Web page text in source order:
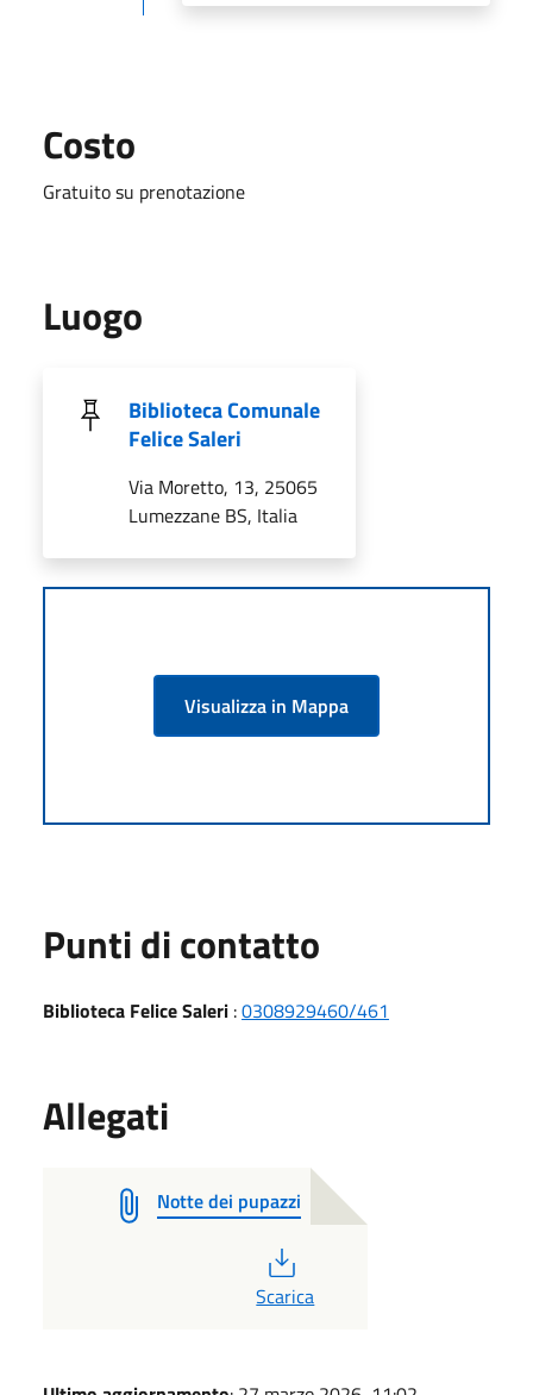
Costo
Gratuito su prenotazione
Luogo
Biblioteca Comunale
Felice Saleri
Via Moretto, 13, 25065
Lumezzane BS, Italia
Visualizza in Mappa
Punti di contatto
Biblioteca Felice Saleri :0308929460/461
Allegati
Notte dei pupazzi
Scarica